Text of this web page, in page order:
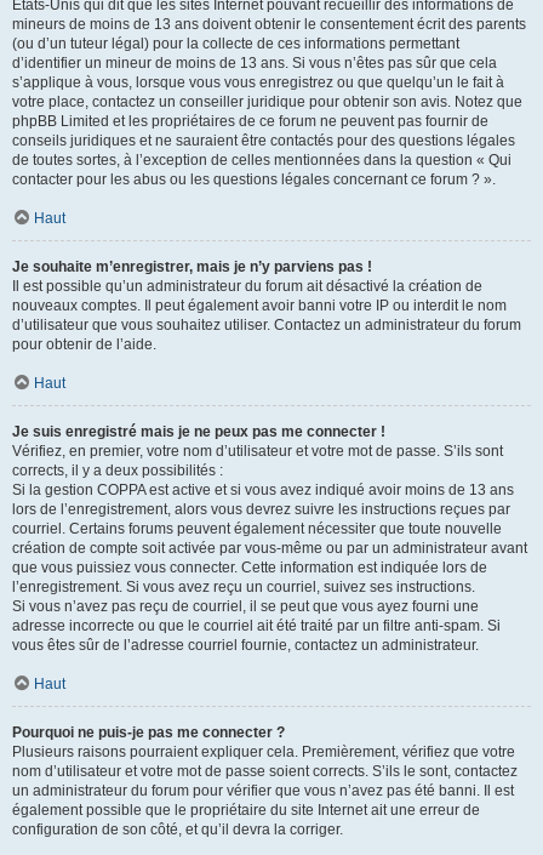
États-Unis qui dit que les sites Internet pouvant recueillir des informations de
mineurs de moins de 13 ans doivent obtenir le consentement écrit des parents
(ou d’un tuteur légal) pour la collecte de ces informations permettant
d’identifier un mineur de moins de 13 ans. Si vous n’êtes pas sûr que cela
s’applique à vous, lorsque vous vous enregistrez ou que quelqu’un le fait à
votre place, contactez un conseiller juridique pour obtenir son avis. Notez que
phpBB Limited et les propriétaires de ce forum ne peuvent pas fournir de
conseils juridiques et ne sauraient être contactés pour des questions légales
de toutes sortes, à l’exception de celles mentionnées dans la question « Qui
contacter pour les abus ou les questions légales concernant ce forum ? ».
Haut
Je souhaite m’enregistrer, mais je n’y parviens pas !
Il est possible qu’un administrateur du forum ait désactivé la création de
nouveaux comptes. Il peut également avoir banni votre IP ou interdit le nom
d’utilisateur que vous souhaitez utiliser. Contactez un administrateur du forum
pour obtenir de l’aide.
Haut
Je suis enregistré mais je ne peux pas me connecter !
Vérifiez, en premier, votre nom d’utilisateur et votre mot de passe. S’ils sont
corrects, il y a deux possibilités :
Si la gestion COPPA est active et si vous avez indiqué avoir moins de 13 ans
lors de l’enregistrement, alors vous devrez suivre les instructions reçues par
courriel. Certains forums peuvent également nécessiter que toute nouvelle
création de compte soit activée par vous-même ou par un administrateur avant
que vous puissiez vous connecter. Cette information est indiquée lors de
l’enregistrement. Si vous avez reçu un courriel, suivez ses instructions.
Si vous n’avez pas reçu de courriel, il se peut que vous ayez fourni une
adresse incorrecte ou que le courriel ait été traité par un filtre anti-spam. Si
vous êtes sûr de l’adresse courriel fournie, contactez un administrateur.
Haut
Pourquoi ne puis-je pas me connecter ?
Plusieurs raisons pourraient expliquer cela. Premièrement, vérifiez que votre
nom d’utilisateur et votre mot de passe soient corrects. S’ils le sont, contactez
un administrateur du forum pour vérifier que vous n’avez pas été banni. Il est
également possible que le propriétaire du site Internet ait une erreur de
configuration de son côté, et qu’il devra la corriger.